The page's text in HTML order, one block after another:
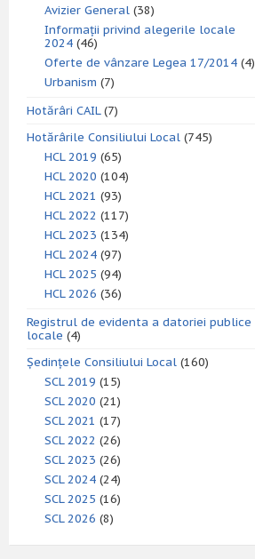
Avizier General (38)
Informații privind alegerile locale
2024 (46)
Oferte de vânzare Legea 17/2014 (4)
Urbanism (7)
Hotărâri CAIL(7)
Hotărârile Consiliului Local (745)
HCL 2019 (65)
HCL 2020 (104)
HCL 2021 (93)
HCL 2022 (117)
HCL 2023 (134)
HCL 2024 (97)
HCL 2025 (94)
HCL 2026 (36)
Registrul de evidenta a datoriei publice
locale (4)
Ședințele Consiliului Local (160)
SCL 2019 (15)
SCL 2020 (21)
SCL 2021 (17)
SCL 2022 (26)
SCL 2023 (26)
SCL 2024 (24)
SCL 2025 (16)
SCL 2026 (8)